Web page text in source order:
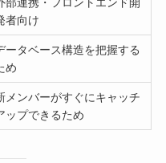
者向け
ータベース構造を把握する
め
メンバーがすぐにキャッチ
ップできるため